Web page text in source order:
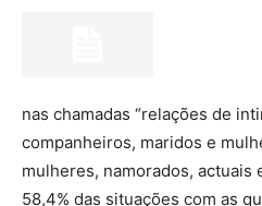
nas chamadas “relações de
companheiros, maridos e
mulheres, namorados, actuais
58,4% das situações com as